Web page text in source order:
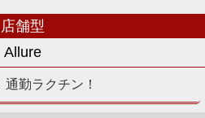
店舗型
Allure
勤ラクチン！